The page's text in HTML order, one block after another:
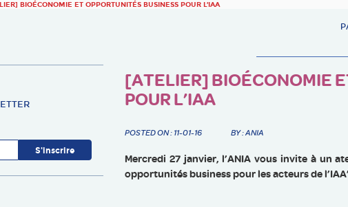
BIOÉCONOMIE ET OPPORTUNITÉS BUSINESS POUR L’IAA
[ATELIER] BIOÉCONOMIE
POUR L’IAA
POSTED ON : 11-01-16 BY : ANIA
Mercredi 27 janvier, l’ANIA vous invite à un
opportunités business pour les acteurs de